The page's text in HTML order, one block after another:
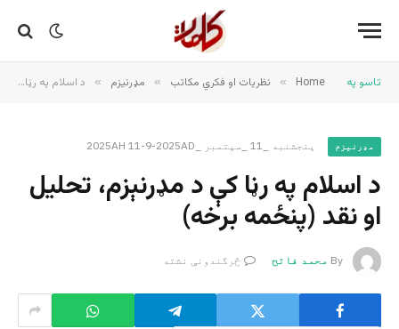
تاسو په Home
» نظریات او فکري مکاتب » مډرنیزم » د اسلام په رڼا کې د مډرنېزم، تحلیل او نقد (پنځمه برخه)
مډرنیزم پنجشنبه _11 _سپتمبر _2025AH 11-9-2025AD
د اسلام په رڼا کې د مډرنېزم، تحلیل
او نقد (پنځمه برخه)
By محمد فاتح څرگندونې نشته